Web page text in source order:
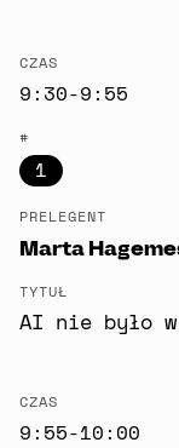
CZAS
9:30-9:55
#
1
PRELEGENT
Marta
TYTUŁ
AI nie było
CZAS
9:55-10:00